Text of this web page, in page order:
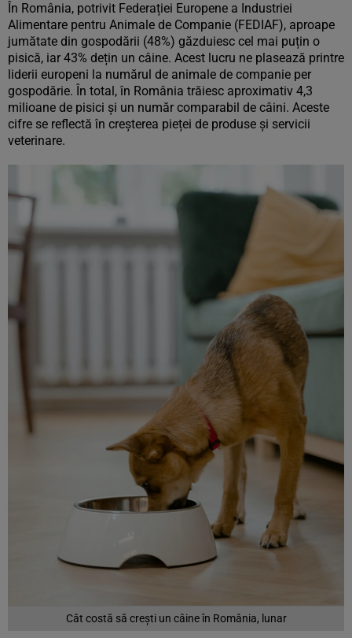
În România, potrivit Federației Europene a Industriei
Alimentare pentru Animale de Companie (FEDIAF), aproape
jumătate din gospodării (48%) găzduiesc cel mai puțin o
pisică, iar 43% dețin un câine. Acest lucru ne plasează printre
liderii europeni la numărul de animale de companie per
gospodărie. În total, în România trăiesc aproximativ 4,3
milioane de pisici și un număr comparabil de câini. Aceste
cifre se reflectă în creșterea pieței de produse și servicii
veterinare.
Cât costă să crești un câine în România, lunar